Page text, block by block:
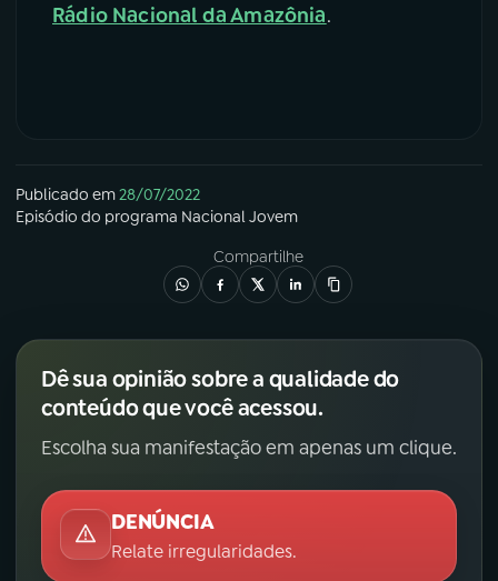
Rádio Nacional da Amazônia.
Publicado em28/07/2022
Episódio do programa Nacional Jovem
Compartilhe
Dê sua opinião sobre a qualidade do
conteúdo que você acessou.
Escolha sua manifestação em apenas um clique.
DENÚNCIA
Relate irregularidades.